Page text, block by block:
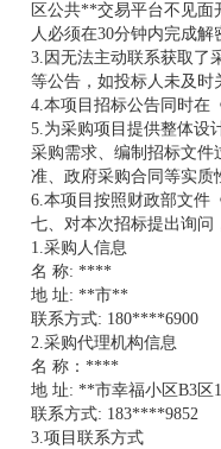
区公共**交易平台不见
人必须在30分钟内完成解
3.因无法主动联系获取了
等公告，如投标人未及时
4.本项目招标公告同时
5.为采购项目提供整体设
采购需求、编制招标文件
准、政府采购合同等实质
6.本项目按照财政部文件
七、对本次招标提出询问
1.采购人信息
名 称: ****
地 址: **市**
联系方式: 180****6900
2.采购代理机构信息
名 称：****
地 址: **市幸福小区B3区
联系方式: 183****9852
3.项目联系方式